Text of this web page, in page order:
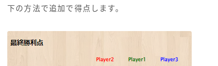
下の方法で追加で得点します。